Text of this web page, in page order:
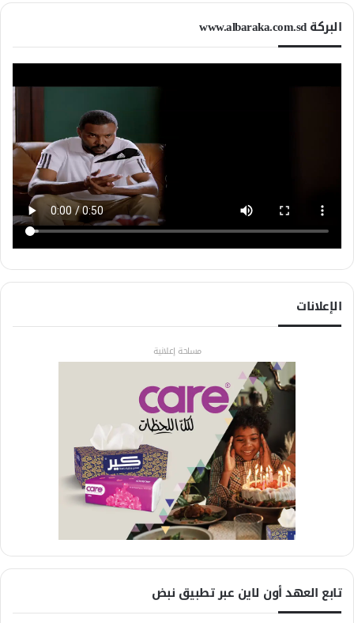
البركة www.albaraka.com.sd
الإعلانات
مساحة إعلانية
تابع العهد أون لاين عبر تطبيق نبض